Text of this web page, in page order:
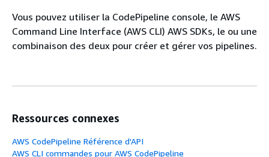
Vous pouvez utiliser la CodePipeline console, le AWS
Command Line Interface (AWS CLI) AWS SDKs, le ou une
combinaison des deux pour créer et gérer vos pipelines.
Ressources connexes
AWS CodePipeline Référence d'API
AWS CLI commandes pour AWS CodePipeline